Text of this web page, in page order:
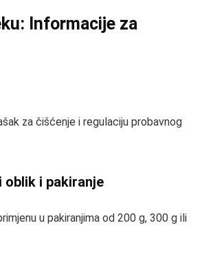
Informacije za
za čišćenje i regulaciju probavnog
oblik i pakiranje
u pakiranjima od 200 g, 300 g ili